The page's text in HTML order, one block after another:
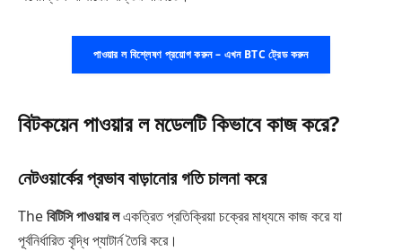
পাওয়ার ল বিশ্লেষণ প্রয়োগ করুন – এখন BTC ট্রেড করুন
বিটকয়েন পাওয়ার ল মডেলটি কিভাবে কাজ করে?
নেটওয়ার্কের প্রভাব বাড়ানোর গতি চালনা করে
Theবিটিসি পাওয়ার লএকত্রিত প্রতিক্রিয়া চক্রের মাধ্যমে কাজ করে যা
পূর্বনির্ধারিত বৃদ্ধি প্যাটার্ন তৈরি করে।